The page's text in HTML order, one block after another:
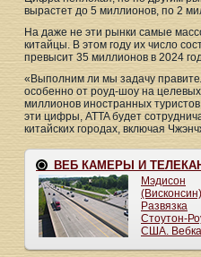
вырастет до 5 миллионов, по 2
На даже не эти рынки самые
китайцы. В этом году их число
превысит 35 миллионов в 2024
«Выполним ли мы задачу
особенно от роуд-шоу на
миллионов иностранных
эти цифры, ATTA будет
китайских городах, включая